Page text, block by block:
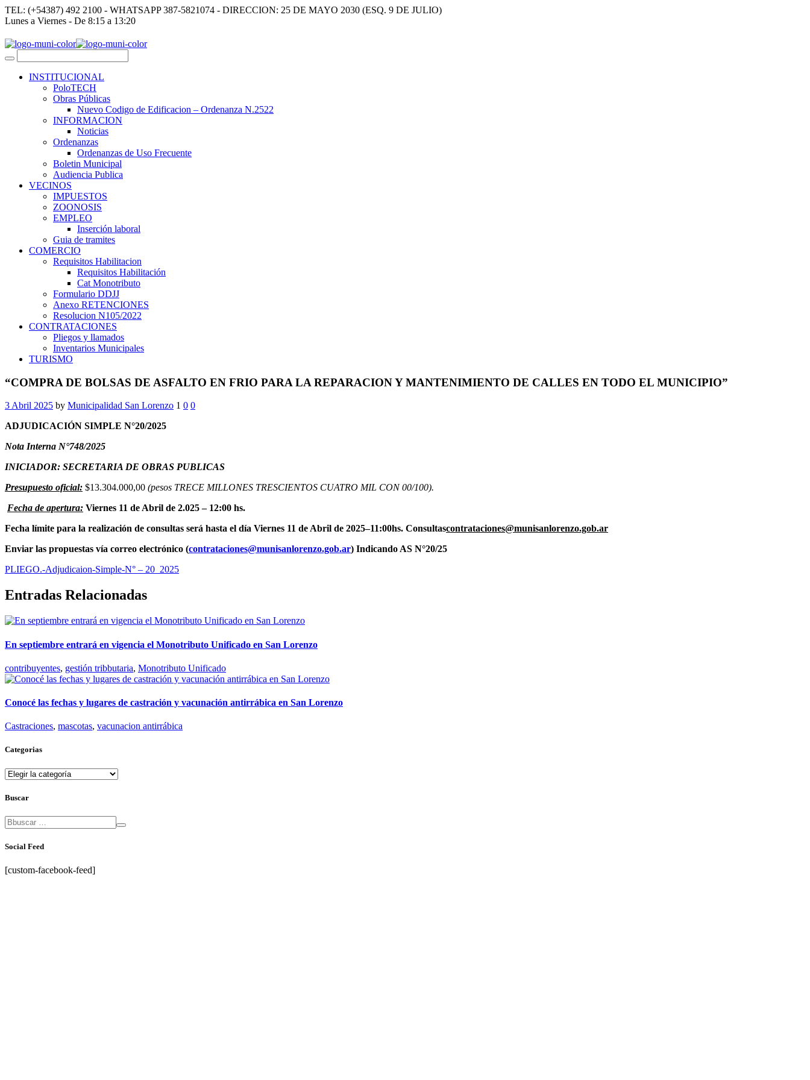
TEL: (+54387) 492 2100 - WHATSAPP 387-5821074 - DIRECCION: 25 DE MAYO 2030 (ESQ. 9 DE JULIO)
Lunes a Viernes - De 8:15 a 13:20
INSTITUCIONAL
PoloTECH
Obras Públicas
Nuevo Codigo de Edificacion – Ordenanza N.2522
INFORMACION
Noticias
Ordenanzas
Ordenanzas de Uso Frecuente
Boletin Municipal
Audiencia Publica
VECINOS
IMPUESTOS
ZOONOSIS
EMPLEO
Inserción laboral
Guia de tramites
COMERCIO
Requisitos Habilitacion
Requisitos Habilitación
Cat Monotributo
Formulario DDJJ
Anexo RETENCIONES
Resolucion N105/2022
CONTRATACIONES
Pliegos y llamados
Inventarios Municipales
TURISMO
“COMPRA DE BOLSAS DE ASFALTO EN FRIO PARA LA REPARACION Y MANTENIMIENTO DE CALLES EN TODO EL MUNICIPIO”
3 Abril 2025 by Municipalidad San Lorenzo 1 0 0
ADJUDICACIÓN SIMPLE N°20/2025
Nota Interna N°748/2025
INICIADOR: SECRETARIA DE OBRAS PUBLICAS
Presupuesto oficial: $13.304.000,00 (pesos TRECE MILLONES TRESCIENTOS CUATRO MIL CON 00/100).
Fecha de apertura: Viernes 11 de Abril de 2.025 – 12:00 hs.
Fecha límite para la realización de consultas será hasta el día Viernes 11 de Abril de 2025–11:00hs. Consultascontrataciones@munisanlorenzo.gob.ar
Enviar las propuestas vía correo electrónico (contrataciones@munisanlorenzo.gob.ar) Indicando AS N°20/25
PLIEGO.-Adjudicaion-Simple-N° – 20_2025
Entradas Relacionadas
En septiembre entrará en vigencia el Monotributo Unificado en San Lorenzo
contribuyentes, gestión tribbutaria, Monotributo Unificado
Conocé las fechas y lugares de castración y vacunación antirrábica en San Lorenzo
Castraciones, mascotas, vacunacion antirrábica
Categorias
Categorias
Buscar
Social Feed
[custom-facebook-feed]